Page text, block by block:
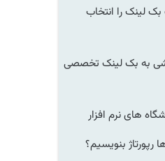
لینک را انتخاب
به بک لینک تخصصی
های نرم افزار
بنویسیم؟